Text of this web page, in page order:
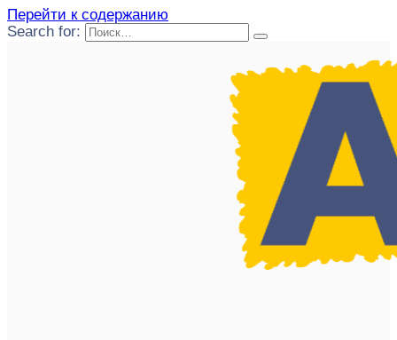
Перейти к содержанию
Search for: